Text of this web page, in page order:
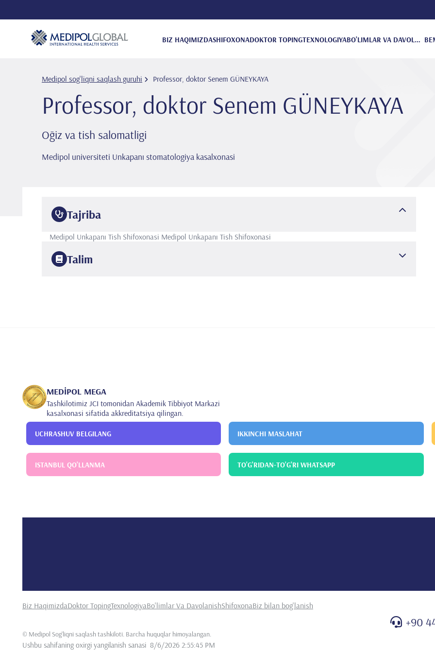
BIZ HAQIMIZDASHIFOXONADOKTOR TOPINGTEXNOLOGIYA BO'LIMLAR VA DAVOLANISH
Medipol sog'liqni saqlash guruhi Professor, doktor Senem GÜNEYKAYA
Professor, doktor Senem GÜNEYKAYA
Oğiz va tish salomatligi
Medipol universiteti Unkapanı stomatologiya kasalxonasi
Tajriba
Medipol Unkapanı Tish Shifoxonasi Medipol Unkapanı Tish Shifoxonasi
Talim
MEDİPOL MEGA
Tashkilotimiz JCI tomonidan Akademik Tibbiyot Markazi
kasalxonasi sifatida akkreditatsiya qilingan.
UCHRASHUV BELGILANG IKKINCHI MASLAHAT
ISTANBUL QO'LLANMA TO'G'RIDAN-TO'G'RI WHATSAPP
Biz HaqimizdaDoktor TopingTexnologiyaBo'limlar Va DavolanishShifoxonaBiz bilan bog'lanish
© Medipol Sog'liqni saqlash tashkiloti. Barcha huquqlar himoyalangan.
Ushbu sahifaning oxirgi yangilanish sanasi 8/6/2026 2:55:45 PM
+90